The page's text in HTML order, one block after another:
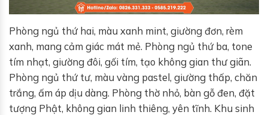
Phòng ngủ thứ hai, màu xanh mint, giường đơn, rèm
xanh, mang cảm giác mát mẻ. Phòng ngủ thứ ba, tone
tím nhạt, giường đôi, gối tím, tạo không gian thư giãn.
Phòng ngủ thứ tư, màu vàng pastel, giường thấp, chăn
trắng, ấm áp dịu dàng. Phòng thờ nhỏ, bàn gỗ đen, đặt
tượng Phật, không gian linh thiêng, yên tĩnh. Khu sinh